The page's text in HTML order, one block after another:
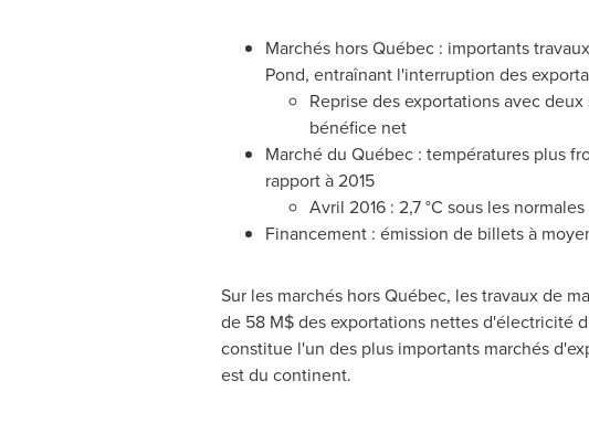
Marchés hors Québec : importants
Pond, entraînant l'interruption des
Reprise des exportations avec
bénéfice net
Marché du Québec : températures plus
rapport à 2015
Avril 2016 : 2,7 °C sous les normales
Financement : émission de billets à
Sur les marchés hors Québec, les travaux de
de 58 M$ des exportations nettes d'électricité
constitue l'un des plus importants marchés
est du continent.